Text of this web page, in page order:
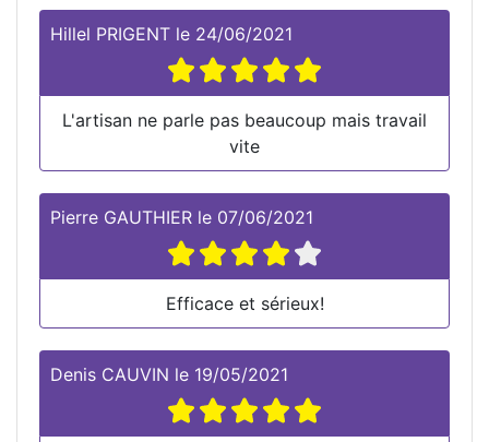
Hillel PRIGENT le 24/06/2021
L'artisan ne parle pas beaucoup mais travail
vite
Pierre GAUTHIER le 07/06/2021
Efficace et sérieux!
Denis CAUVIN le 19/05/2021